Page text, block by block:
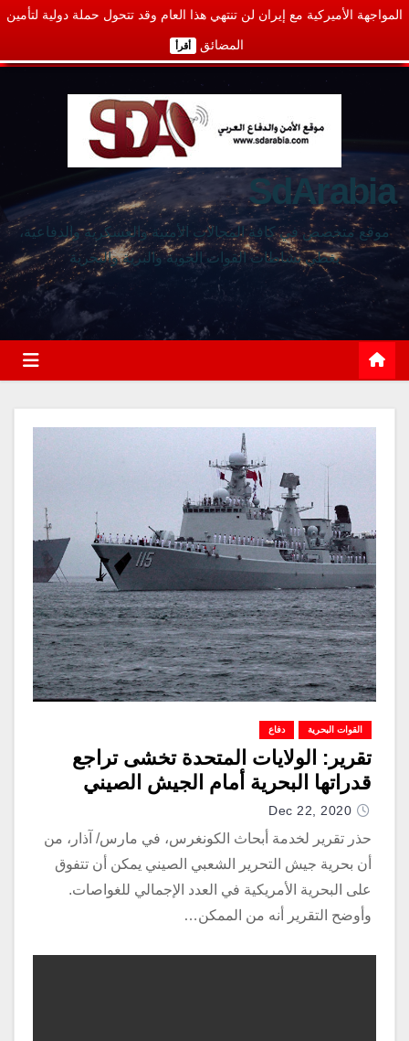
المواجهة الأميركية مع إيران لن تنتهي هذا العام وقد تتحول حملة دولية لتأمين
المضائق أقرأ
SdArabia
موقع متخصص في كافة المجالات الأمنية والعسكرية والدفاعية،
يغطي نشاطات القوات الجوية والبرية والبحرية
القوات البحرية دفاع
تقرير: الولايات المتحدة تخشى تراجع
قدراتها البحرية أمام الجيش الصيني
Dec 22, 2020
حذر تقرير لخدمة أبحاث الكونغرس، في مارس/ آذار، من
أن بحرية جيش التحرير الشعبي الصيني يمكن أن تتفوق
على البحرية الأمريكية في العدد الإجمالي للغواصات.
وأوضح التقرير أنه من الممكن…